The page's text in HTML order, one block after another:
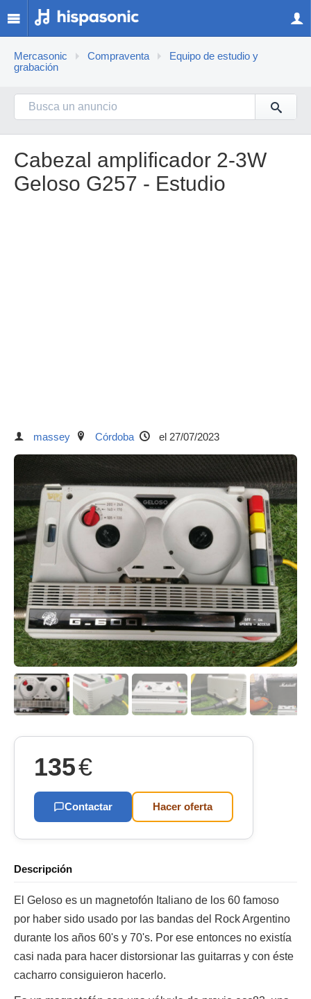
Mercasonic Compraventa
Equipo de estudio y
grabación
Cabezal amplificador 2-3W
Geloso G257 - Estudio
massey Córdoba el 27/07/2023
135€
Contactar Hacer oferta
Descripción
El Geloso es un magnetofón Italiano de los 60 famoso
por haber sido usado por las bandas del Rock Argentino
durante los años 60's y 70's. Por ese entonces no existía
casi nada para hacer distorsionar las guitarras y con éste
cacharro consiguieron hacerlo.